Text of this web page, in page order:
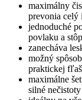
maximálny
prevonia celý
jednoduché
povlaku a
zanecháva
možný
praktickej
maximálne
silné nečistoty